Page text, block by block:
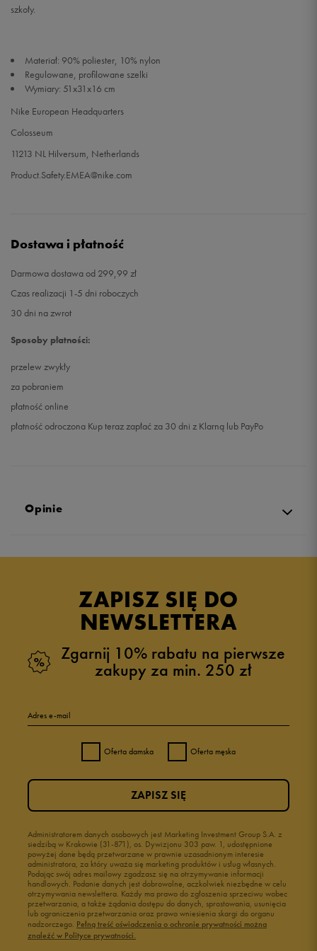
szkoły.
Materiał: 90% poliester, 10% nylon
Regulowane, profilowane szelki
Wymiary: 51x31x16 cm
Nike European Headquarters
Colosseum
11213 NL Hilversum, Netherlands
Product.Safety.EMEA@nike.com
Dostawa i płatność
Darmowa dostawa od 299,99 zł
Czas realizacji 1-5 dni roboczych
30 dni na zwrot
Sposoby płatności:
przelew zwykły
za pobraniem
płatność online
płatność odroczona Kup teraz zapłać za 30 dni z Klarną lub PayPo
Opinie
ZAPISZ SIĘ DO
NEWSLETTERA
Zgarnij 10% rabatu na pierwsze
zakupy za min. 250 zł
Adres e-mail
Oferta damska Oferta męska
Administratorem danych osobowych jest Marketing Investment Group S.A. z
siedzibą w Krakowie (31-871), os. Dywizjonu 303 paw. 1, udostępnione
powyżej dane będą przetwarzane w prawnie uzasadnionym interesie
administratora, za który uważa się marketing produktów i usług własnych.
Podając swój adres mailowy zgadzasz się na otrzymywanie informacji
handlowych. Podanie danych jest dobrowolne, aczkolwiek niezbędne w celu
otrzymywania newslettera. Każdy ma prawo do zgłoszenia sprzeciwu wobec
przetwarzania, a także żądania dostępu do danych, sprostowania, usunięcia
lub ograniczenia przetwarzania oraz prawo wniesienia skargi do organu
nadzorczego. Pełną treść oświadczenia o ochronie prywatności można
znaleźć w Polityce prywatności.
ZAPISZ SIĘ